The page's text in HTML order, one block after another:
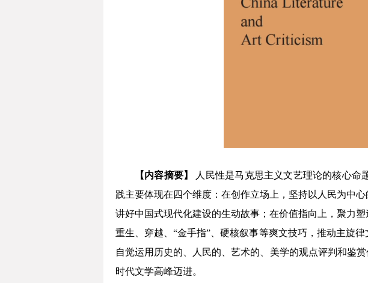
【内容摘要】
人民性是马克思主义文艺理论的核心命
践主要体现在四个维度：在创作立场上，坚持以人民为中
讲好中国式现代化建设的生动故事；在价值指向上，聚力
重生、穿越、“金手指”、硬核叙事等爽文技巧，推动主旋
自觉运用历史的、人民的、艺术的、美学的观点评判和鉴
时代文学高峰迈进。